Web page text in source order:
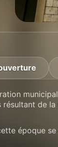
de
époque